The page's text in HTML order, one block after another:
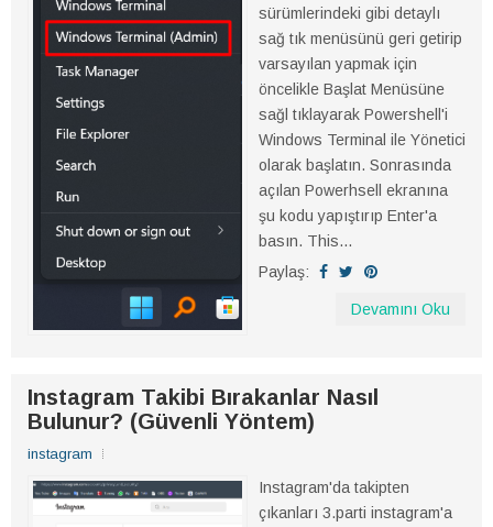
sürümlerindeki gibi detaylı
sağ tık menüsünü geri getirip
varsayılan yapmak için
öncelikle Başlat Menüsüne
sağl tıklayarak Powershell'i
Windows Terminal ile Yönetici
olarak başlatın. Sonrasında
açılan Powerhsell ekranına
şu kodu yapıştırıp Enter'a
basın. This...
Paylaş:
Devamını Oku
Instagram Takibi Bırakanlar Nasıl
Bulunur? (Güvenli Yöntem)
instagram
Instagram'da takipten
çıkanları 3.parti instagram'a